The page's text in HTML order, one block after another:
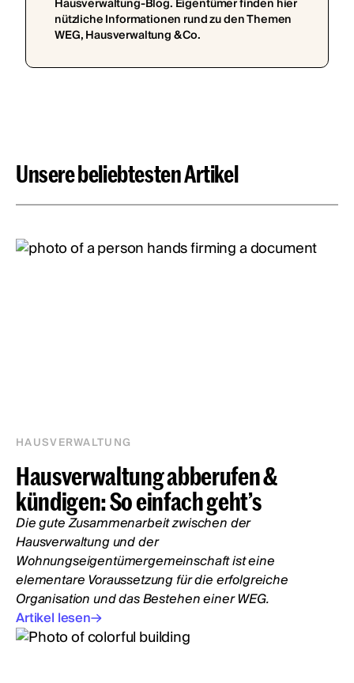
Hausverwaltung-Blog. Eigentümer finden hier
nützliche Informationen rund zu den Themen
WEG, Hausverwaltung & Co.
Unsere beliebtesten Artikel
HAUSVERWALTUNG
Hausverwaltung abberufen &
kündigen: So einfach geht’s
Die gute Zusammenarbeit zwischen der
Hausverwaltung und der
Wohnungseigentümergemeinschaft ist eine
elementare Voraussetzung für die erfolgreiche
Organisation und das Bestehen einer WEG.
Artikel lesen